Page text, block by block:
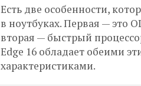
Есть две особенности,
в ноутбуках. Первая — это
вторая — быстрый
Edge 16 обладает обеими
характеристиками.